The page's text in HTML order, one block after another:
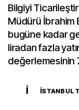
Bilgiyi
Müdürü İbrahim
bugüne kadar
liradan fazla
değerlemesinin
İ İSTANBUL